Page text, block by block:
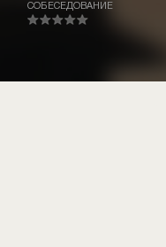
СОБЕСЕДОВАНИЕ